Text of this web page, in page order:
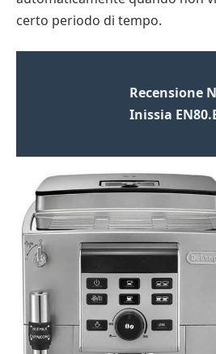
certo periodo di tempo.
Recensione
Inissia